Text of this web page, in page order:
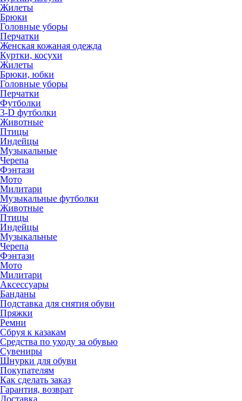
Жилеты
Брюки
Головные уборы
Перчатки
Женская кожаная одежда
Куртки, косухи
Жилеты
Брюки, юбки
Головные уборы
Перчатки
Футболки
3-D футболки
Животные
Птицы
Индейцы
Музыкальные
Черепа
Фэнтази
Мото
Милитари
Музыкальные футболки
Животные
Птицы
Индейцы
Музыкальные
Черепа
Фэнтази
Мото
Милитари
Аксессуары
Банданы
Подставка для снятия обуви
Пряжки
Ремни
Сбруя к казакам
Средства по уходу за обувью
Сувениры
Шнурки для обуви
Покупателям
Как сделать заказ
Гарантия, возврат
Доставка